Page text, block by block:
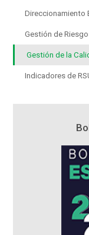
Direccionamiento
Gestión de
Gestión de la
Indicadores de